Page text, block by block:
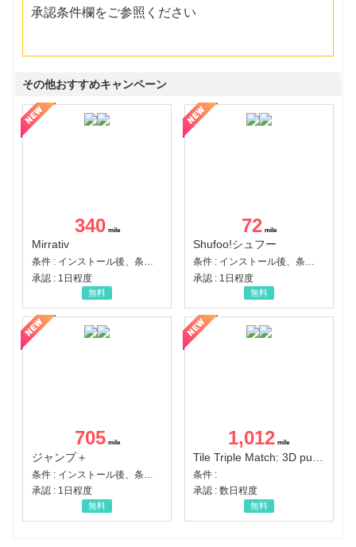
承認条件欄をご参照ください
その他おすすめキャンペーン
340
Mirrativ
条件 : インストール後、条件達成
承認 : 1日程度
無料
72
Shufoo!シュフー
条件 : インストール後、条件達成
承認 : 1日程度
無料
705
ジャンプ＋
承認 : 1日程度
無料
1,012
条件 :
承認 : 数日程度
無料